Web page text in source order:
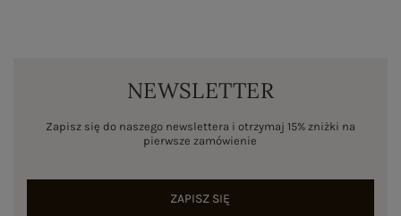
NEWSLETTER
Zapisz się do naszego newslettera i otrzymaj 15% zniżki na
pierwsze zamówienie
ZAPISZ SIĘ